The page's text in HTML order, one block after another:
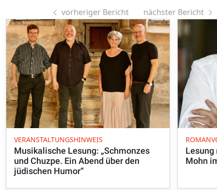
vorheriger Bericht nächster Bericht
VERANSTALTUNGSHINWEIS
Musikalische Lesung: „Schmonzes
und Chuzpe. Ein Abend über den
jüdischen Humor“
Lesung
Mohn